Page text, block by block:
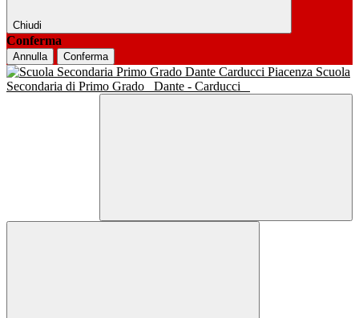
Chiudi
Conferma
Annulla Conferma
Scuola
Secondaria di Primo Grado
Dante - Carducci